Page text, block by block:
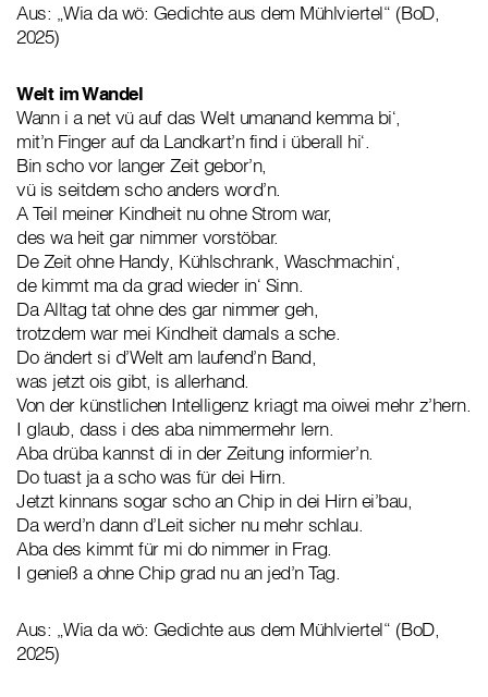
Aus: „Wia da wö: Gedichte aus dem Mühlviertel“ (BoD,
2025)
Welt im Wandel
Wann i a net vü auf das Welt umanand kemma bi‘,
mit’n Finger auf da Landkart’n find i überall hi‘.
Bin scho vor langer Zeit gebor’n,
vü is seitdem scho anders word’n.
A Teil meiner Kindheit nu ohne Strom war,
des wa heit gar nimmer vorstöbar.
De Zeit ohne Handy, Kühlschrank, Waschmachin‘,
de kimmt ma da grad wieder in‘ Sinn.
Da Alltag tat ohne des gar nimmer geh,
trotzdem war mei Kindheit damals a sche.
Do ändert si d’Welt am laufend’n Band,
was jetzt ois gibt, is allerhand.
Von der künstlichen Intelligenz kriagt ma oiwei mehr z’hern.
I glaub, dass i des aba nimmermehr lern.
Aba drüba kannst di in der Zeitung informier’n.
Do tuast ja a scho was für dei Hirn.
Jetzt kinnans sogar scho an Chip in dei Hirn ei’bau,
Da werd’n dann d’Leit sicher nu mehr schlau.
Aba des kimmt für mi do nimmer in Frag.
I genieß a ohne Chip grad nu an jed’n Tag.
Aus: „Wia da wö: Gedichte aus dem Mühlviertel“ (BoD,
2025)